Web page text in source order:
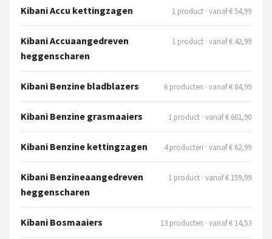
Husqvarna
Synx Tools
Fiskars
Kibani Accu kettingzagen 1 product · vanaf € 54,99
Kibani Accuaangedreven
heggenscharen
1 product · vanaf € 42,99
Kibani Benzine bladblazers 6 producten · vanaf € 84,99
Kibani Benzine grasmaaiers 1 product · vanaf € 601,90
Kibani Benzine kettingzagen 4 producten · vanaf € 62,99
Kibani Benzineaangedreven
heggenscharen
1 product · vanaf € 159,99
Kibani Bosmaaiers 13 producten · vanaf € 14,53